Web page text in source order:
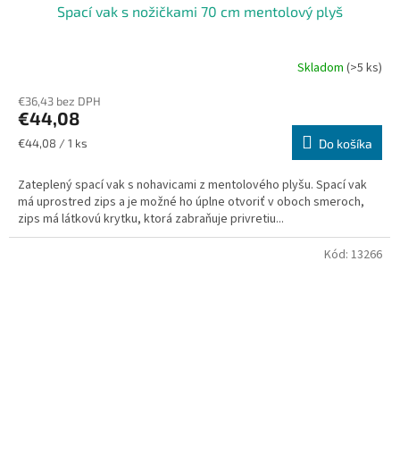
Spací vak s nožičkami 70 cm mentolový plyš
Skladom (>5 ks)
€36,43 bez DPH
€44,08
Jednotková
€44,08 / 1 ks Do košíka
Zateplený spací vak s nohavicami z mentolového plyšu. Spací vak
má uprostred zips a je možné ho úplne otvoriť v oboch smeroch,
zips má látkovú krytku, ktorá zabraňuje privretiu...
Kód: 13266